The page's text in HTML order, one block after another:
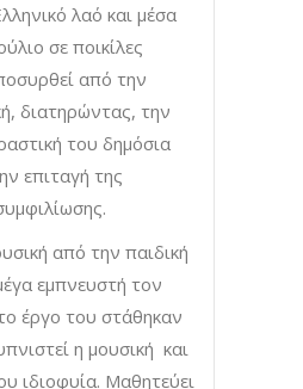
λαό και μέσα
σε ποικίλες
από την
διατηρώντας, την
του δημόσια
επιταγή της
από την παιδική
εμπνευστή τον
έργο του στάθηκαν
η μουσική και
ιδιοφυία. Μαθητεύει